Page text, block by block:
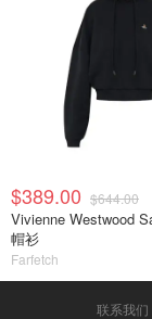
$389.00 $644.00
Vivienne Westwood
帽衫
Farfetch
联系我们